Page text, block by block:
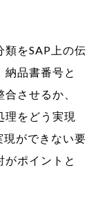
類をSAP上の伝
納品書番号と
させるか、
理をどう実現
現ができない要
ポイントと